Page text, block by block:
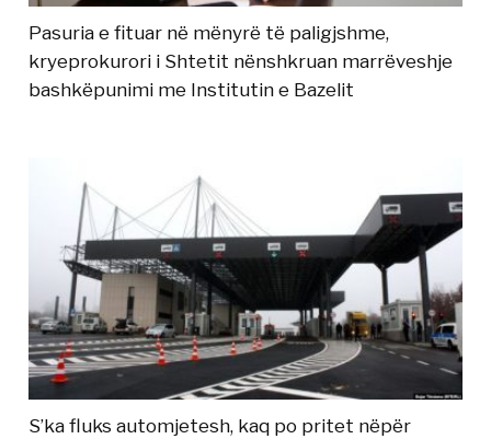
Pasuria e fituar në mënyrë të paligjshme,
kryeprokurori i Shtetit nënshkruan marrëveshje
bashkëpunimi me Institutin e Bazelit
S’ka fluks automjetesh, kaq po pritet nëpër